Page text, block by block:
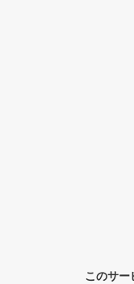
このサー